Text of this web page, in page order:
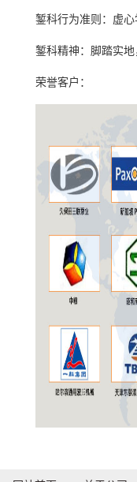
錾科行为准则：虚心
錾科精神：脚踏实地
荣誉客户：